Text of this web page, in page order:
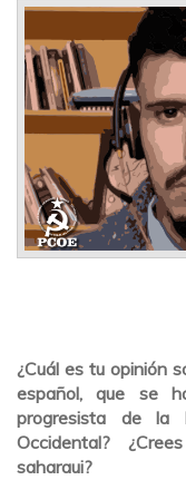
¿Cuál es tu opinión
español, que se
progresista de la
Occidental?
saharaui?